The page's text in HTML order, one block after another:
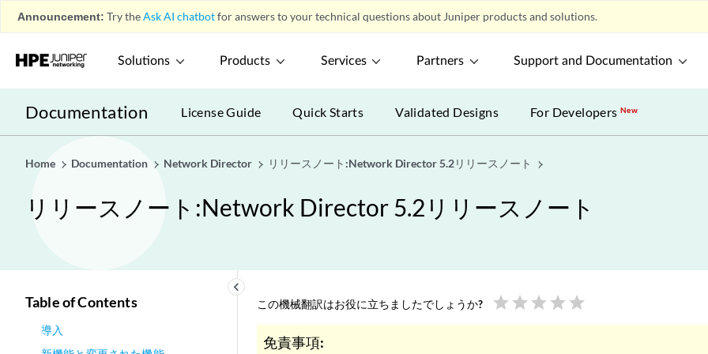
Announcement: Try theAsk AI chatbotfor answers to your technical questions about Juniper products and solutions.
Solutions Products Services Partners Support and Documentation
Documentation License Guide Quick Starts Validated Designs For DevelopersNew
Home Documentation Network Director リリースノート:Network Director 5.2リリースノート
リリースノート:Network Director 5.2リリースノート
keyboard_arrow_left
Table of Contents
導入
この機械翻訳はお役に立ちましたでしょうか? star star star star star
免責事項: